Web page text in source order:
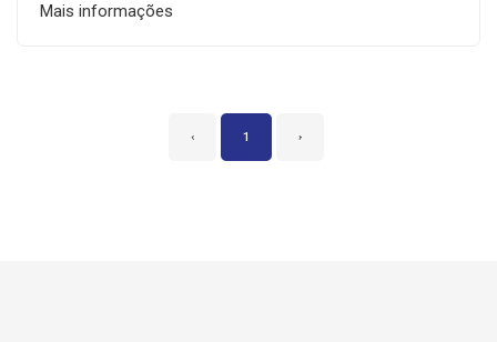
Mais informações
‹ 1 ›